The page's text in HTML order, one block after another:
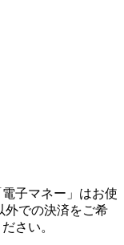
子マネー」はお使
外での決済をご希
さい。